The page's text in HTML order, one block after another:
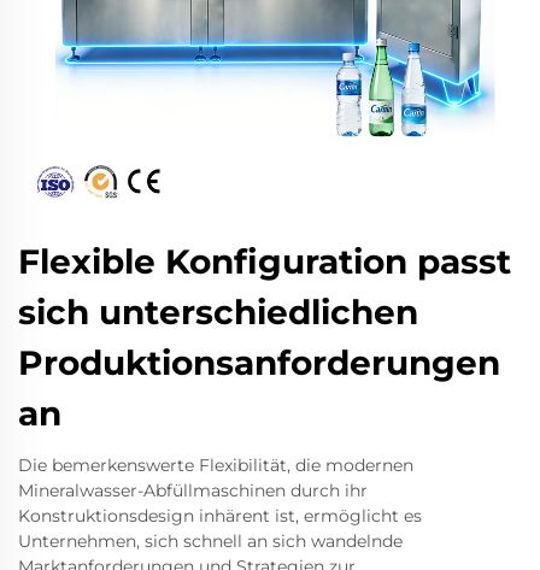
Flexible Konfiguration passt
sich unterschiedlichen
Produktionsanforderungen
an
Die bemerkenswerte Flexibilität, die modernen
Mineralwasser-Abfüllmaschinen durch ihr
Konstruktionsdesign inhärent ist, ermöglicht es
Unternehmen, sich schnell an sich wandelnde